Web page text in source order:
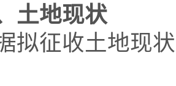
土地现状
征收土地现状